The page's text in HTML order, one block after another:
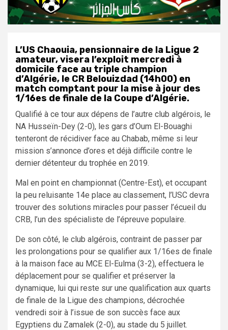
L’US Chaouia, pensionnaire de la Ligue 2
amateur, visera l’exploit mercredi à
domicile face au triple champion
d’Algérie, le CR Belouizdad (14h00) en
match comptant pour la mise à jour des
1/16es de finale de la Coupe d’Algérie.
Qualifié à ce tour aux dépens de l’autre club algérois, le
NA Husseïn-Dey (2-0), les gars d’Oum El-Bouaghi
tenteront de récidiver face au Chabab, même si leur
mission s’annonce d’ores et déjà difficile contre le
dernier détenteur du trophée en 2019.
Mal en point en championnat (Centre-Est), et occupant
la peu reluisante 14e place au classement, l’USC devra
trouver des solutions miracles pour passer l’écueil du
CRB, l’un des spécialiste de l’épreuve populaire.
De son côté, le club algérois, contraint de passer par
les prolongations pour se qualifier aux 1/16es de finale
à la maison face au MCE El-Eulma (3-2), effectuera le
déplacement pour se qualifier et préserver la
dynamique, lui qui reste sur une qualification aux quarts
de finale de la Ligue des champions, décrochée
vendredi soir à l’issue de son succès face aux
Egyptiens du Zamalek (2-0), au stade du 5 juillet.